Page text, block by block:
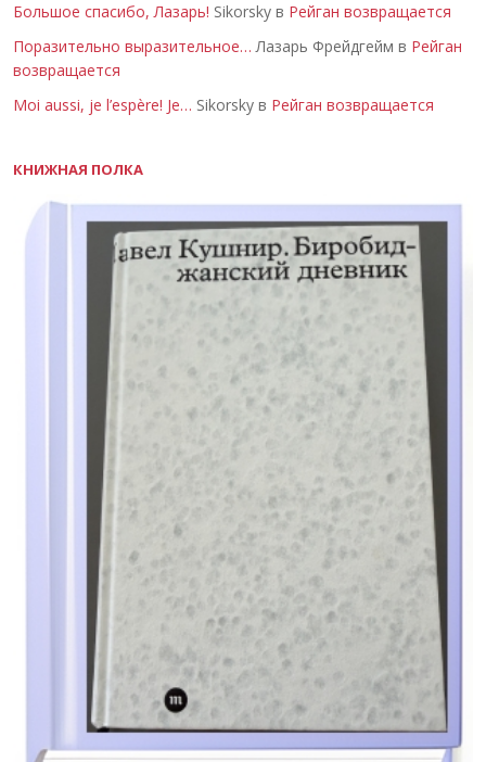
Большое спасибо, Лазарь! Sikorsky в Рейган возвращается
Поразительно выразительное… Лазарь Фрейдгейм в Рейган
возвращается
Moi aussi, je l’espère! Je… Sikorsky в Рейган возвращается
КНИЖНАЯ ПОЛКА